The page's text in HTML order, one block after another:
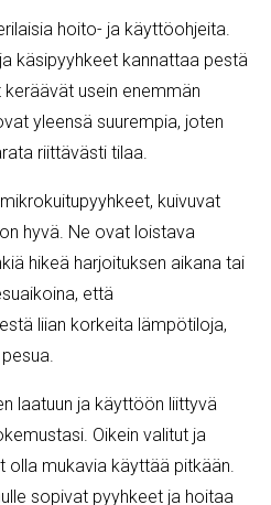
hoito- ja käyttöohjeita.
käsipyyhkeet kannattaa pestä
usein enemmän
yleensä suurempia, joten
riittävästi tilaa.
kuivuvat
hyvä. Ne ovat loistava
hikeä harjoituksen aikana tai
että
liian korkeita lämpötiloja,
laatuun ja käyttöön liittyvä
Oikein valitut ja
olla mukavia käyttää pitkään.
sopivat pyyhkeet ja hoitaa